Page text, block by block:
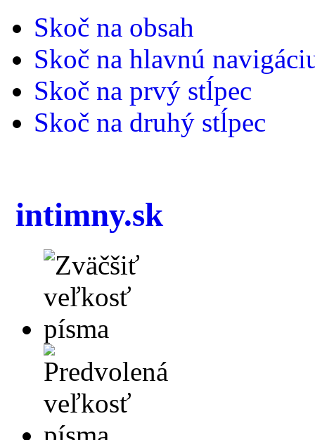
Skoč na obsah
Skoč na hlavnú
Skoč na prvý stĺpec
Skoč na druhý stĺpec
intimny.sk